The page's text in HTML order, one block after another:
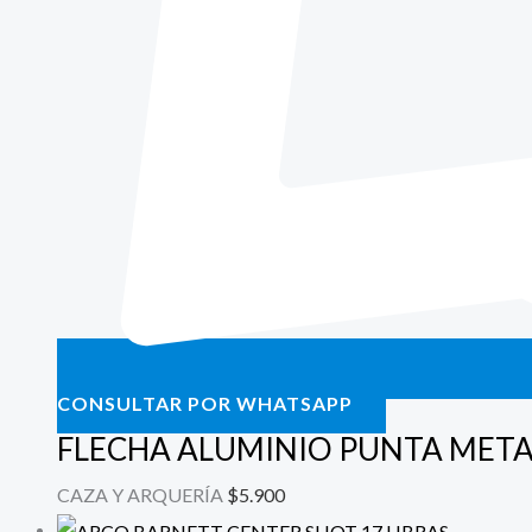
CONSULTAR POR WHATSAPP
FLECHA ALUMINIO PUNTA
CAZA Y ARQUERÍA $5.900